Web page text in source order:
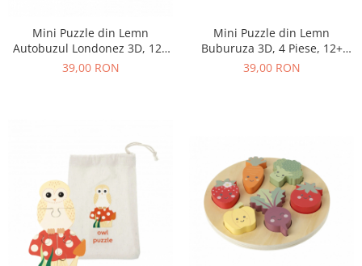
Mini Puzzle din Lemn
Autobuzul Londonez 3D, 12+
Luni, 4 Piese
39,00 RON
Mini Puzzle din Lemn
Buburuza 3D, 4 Piese, 12+
Luni
39,00 RON